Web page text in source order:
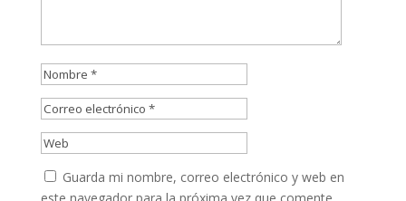
Guarda mi nombre, correo electrónico y web en